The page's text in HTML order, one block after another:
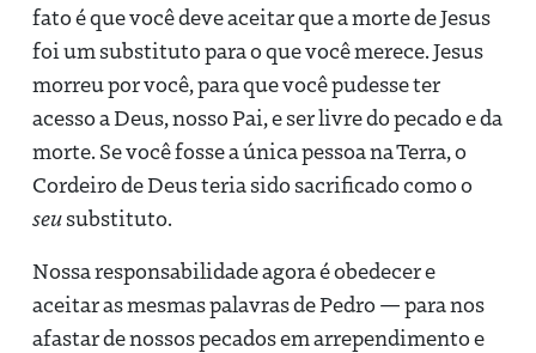
fato é que você deve aceitar que a morte de Jesus
foi um substituto para o que você merece. Jesus
morreu por você, para que você pudesse ter
acesso a Deus, nosso Pai, e ser livre do pecado e da
morte. Se você fosse a única pessoa na Terra, o
Cordeiro de Deus teria sido sacrificado como o
seusubstituto.
Nossa responsabilidade agora é obedecer e
aceitar as mesmas palavras de Pedro — para nos
afastar de nossos pecados em arrependimento e